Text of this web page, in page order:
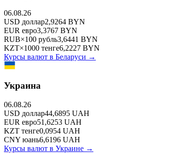
06.08.26
USD доллар2,9264 BYN
EUR евро3,3767 BYN
RUB×100 рубль3,6441 BYN
KZT×1000 тенге6,2227 BYN
Курсы валют в Беларуси →
Украина
06.08.26
USD доллар44,6895 UAH
EUR евро51,6253 UAH
KZT тенге0,0954 UAH
CNY юань6,6196 UAH
Курсы валют в Украине →